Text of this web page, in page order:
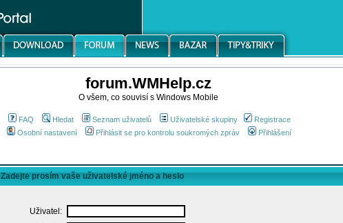
forum.WMHelp.cz
O všem, co souvisí s Windows Mobile
FAQ Hledat Seznam uživatelů Uživatelské skupiny
Registrace
Osobní nastavení
Přihlásit se pro kontrolu soukromých zpráv Přihlášení
Zadejte prosím vaše uživatelské jméno a heslo
Uživatel: